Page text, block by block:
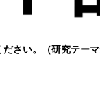
｜ エスリード
体育
年収1,000万円目指せ
さい。（研究テー